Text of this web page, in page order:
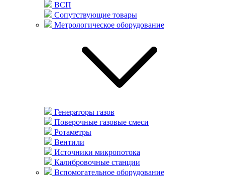
ВСП
Сопутствующие товары
Метрологическое оборудование
Генераторы газов
Поверочные газовые смеси
Ротаметры
Вентили
Источники микропотока
Калибровочные станции
Вспомогательное оборудование